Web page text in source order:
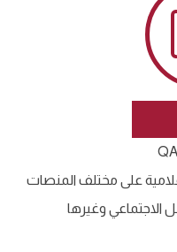
على مختلف المنصات
وغيرها